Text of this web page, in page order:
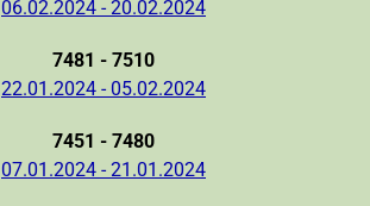
06.02.2024 - 20.02.2024
7481 - 7510
22.01.2024 - 05.02.2024
7451 - 7480
07.01.2024 - 21.01.2024